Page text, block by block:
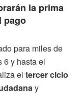
la prima
pago
para miles de
6 y hasta el
el tercer ciclo
y